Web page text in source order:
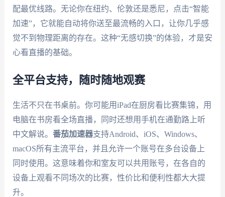
配最优线路。无论你在纽约、伦敦还是悉尼，点击“智能
加速”，它就能自动将你送至最流畅的入口，让你几乎感
觉不到物理距离的存在。这种“无感切换”的体验，才是安
心看直播的基础。
全平台支持，随时随地观赛
生活不只在书桌前。你可能用iPad在厨房看比赛集锦，用
电脑在书房看全场直播，同时还想用手机在通勤路上听
中文解说。 番茄加速器支持Android、iOS、Windows、
macOS所有主流平台，并且允许一个账号在多台设备上
同时使用。这意味着你和室友可以共用账号，在各自的
设备上观看不同场次的比赛，性价比和便利性都大大提
升。